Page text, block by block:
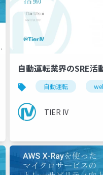
自動運転業界のSRE活
自動運転
TIER IV